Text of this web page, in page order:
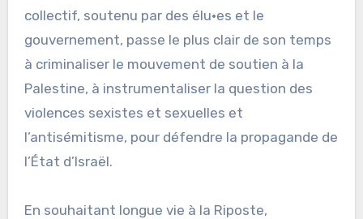
collectif, soutenu par des élu·es et le
gouvernement, passe le plus clair de son temps
à criminaliser le mouvement de soutien à la
Palestine, à instrumentaliser la question des
violences sexistes et sexuelles et
l’antisémitisme, pour défendre la propagande de
l’État d’Israël.
En souhaitant longue vie à la Riposte,